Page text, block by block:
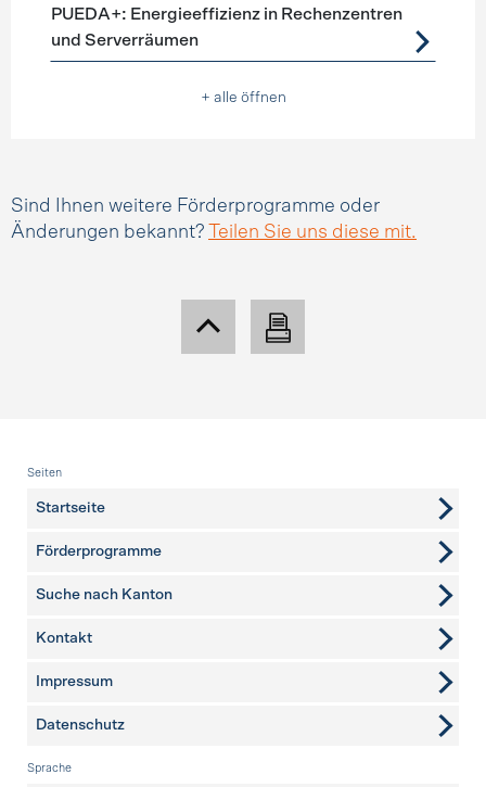
PUEDA+: Energieeffizienz in Rechenzentren
und Serverräumen
+ alle öffnen
Sind Ihnen weitere Förderprogramme oder
Änderungen bekannt?
Teilen Sie uns diese mit.
Fusszeile
Seiten
Startseite
Förderprogramme
Suche nach Kanton
weitere Seiten
Kontakt
Impressum
Datenschutz
Sprache